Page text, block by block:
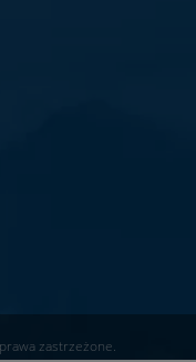
zastrzeżone.